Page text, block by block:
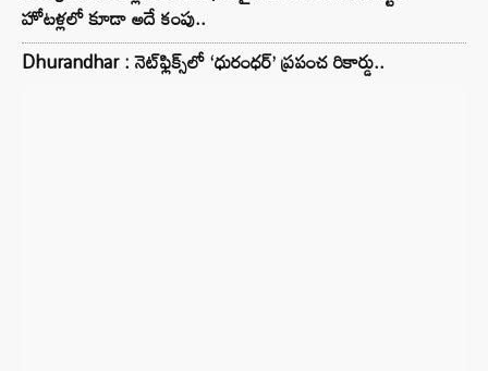
హోటళ్లలో కూడా అదే కంపు..
Dhurandhar : నెట్‌ఫ్లిక్స్‌లో ‘ధురంధర్’ ప్రపంచ రికార్డు..